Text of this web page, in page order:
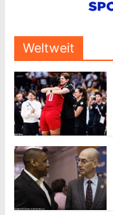
Weltweit